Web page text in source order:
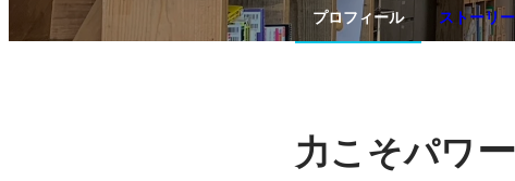
プロフィール ストーリー
力こそパワー